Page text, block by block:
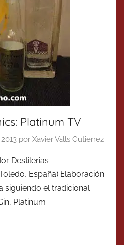
Platinum TV
por Xavier Valls Gutierrez
Destilerias
España) Elaboración
siguiendo el tradicional
Platinum